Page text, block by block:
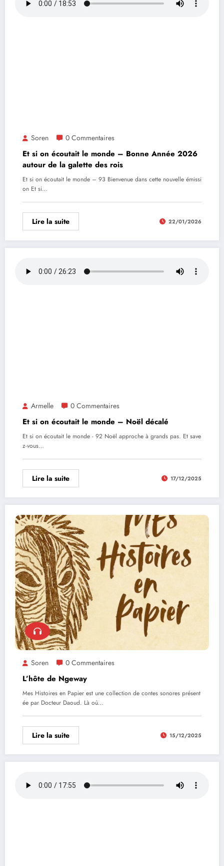
Soren 0 Commentaires
Et si on écoutait le monde – Bonne Année 2026
autour de la galette des rois
Et si on écoutait le monde – 93 Bienvenue dans cette nouvelle émissi
on Et si…
Lire la suite 22/01/2026
Armelle 0 Commentaires
Et si on écoutait le monde – Noël décalé
Et si on écoutait le monde - 92 Noël approche à grands pas. Et save
z-vous…
Lire la suite 17/12/2025
Soren 0 Commentaires
L’hôte de Ngeway
Mes Histoires en Papier est une collection de contes sonores présent
ée par Docteur Daoud. Là où…
Lire la suite 15/12/2025